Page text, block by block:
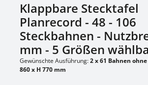
Klappbare Stecktafel
Planrecord - 48 - 106
Steckbahnen -
mm - 5 Größen
Gewünschte Ausführung:2 x 61 Bahnen
860 x H 770 mm